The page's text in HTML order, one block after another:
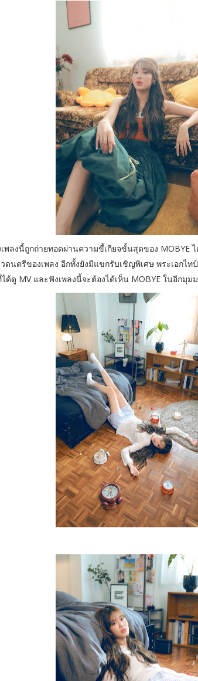
ลงนี้ถูกถ่ายทอดผ่านความขี้เกียจขั้นสุดของ MOBYE
นตรีของเพลง อีกทั้งยังมีแขกรับเชิญพิเศษ พระเอกไท
ได้ดู MV และฟังเพลงนี้จะต้องได้เห็น MOBYE ในอีกมุ